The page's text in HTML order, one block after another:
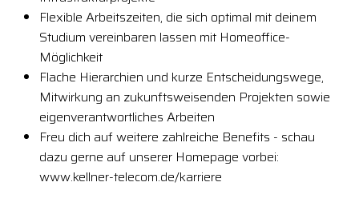
Flexible Arbeitszeiten, die sich optimal mit deinem
Studium vereinbaren lassen mit Homeoffice-
Möglichkeit
Flache Hierarchien und kurze Entscheidungswege,
Mitwirkung an zukunftsweisenden Projekten sowie
eigenverantwortliches Arbeiten
Freu dich auf weitere zahlreiche Benefits - schau
dazu gerne auf unserer Homepage vorbei:
www.kellner-telecom.de/karriere